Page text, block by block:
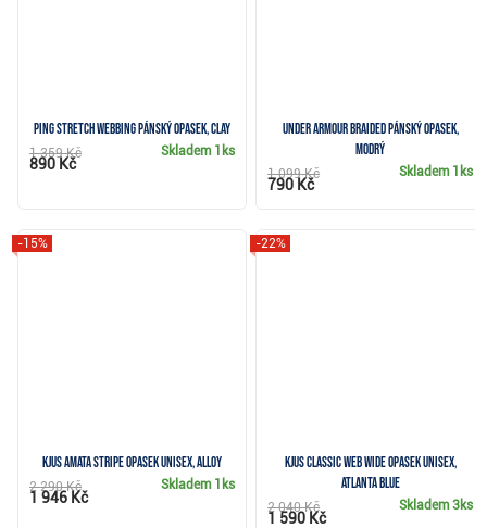
Ping stretch webbing pánský opasek, clay
Skladem 1ks
1 359 Kč
890 Kč
Under Armour Braided pánský opasek,
modrý
Skladem 1ks
1 099 Kč
790 Kč
KJUS Amata Stripe opasek unisex, alloy
-15%
Skladem 1ks
2 290 Kč
1 946 Kč
KJUS Classic Web Wide opasek unisex,
atlanta blue
-22%
Skladem3ks
2 040 Kč
1 590 Kč